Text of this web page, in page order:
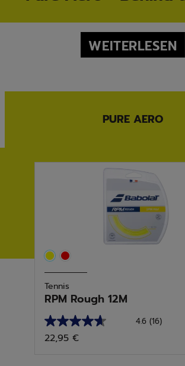
WEITERLESEN
PURE AERO
Tennis
RPM Rough 12M
4.6 (16)
4.6
von
22,95 €